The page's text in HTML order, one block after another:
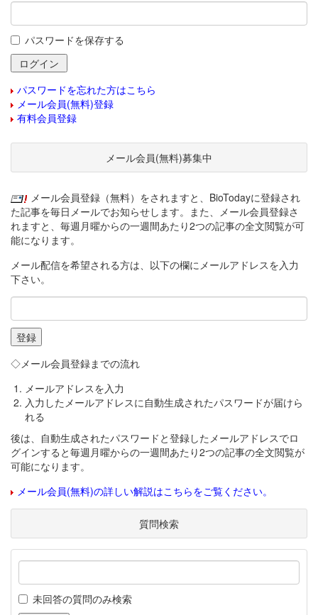
パスワードを保存する
パスワードを忘れた方はこちら
メール会員(無料)登録
有料会員登録
メール会員(無料)募集中
メール会員登録（無料）をされますと、BioTodayに登録され
た記事を毎日メールでお知らせします。また、メール会員登録さ
れますと、毎週月曜からの一週間あたり2つの記事の全文閲覧が可
能になります。
メール配信を希望される方は、以下の欄にメールアドレスを入力
下さい。
◇メール会員登録までの流れ
メールアドレスを入力
入力したメールアドレスに自動生成されたパスワードが届けら
れる
後は、自動生成されたパスワードと登録したメールアドレスでロ
グインすると毎週月曜からの一週間あたり2つの記事の全文閲覧が
可能になります。
メール会員(無料)の詳しい解説はこちらをご覧ください。
質問検索
未回答の質問のみ検索